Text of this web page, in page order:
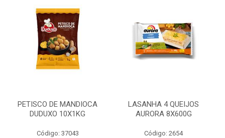
PETISCO DE MANDIOCA
DUDUXO 10X1KG
Código: 37043
LASANHA 4 QUEIJOS
AURORA 8X600G
Código: 2654